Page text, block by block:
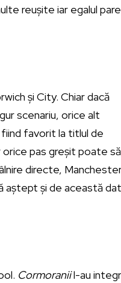
reușite iar egalul
și City. Chiar dacă
scenariu, orice alt
favorit la titlul de
orice pas greșit poate să
directe,
aștept și de această
Cormoraniil-au